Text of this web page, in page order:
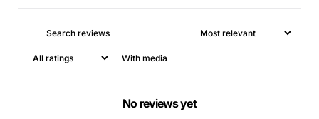
With media
No reviews yet